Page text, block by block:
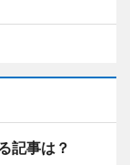
記事は？